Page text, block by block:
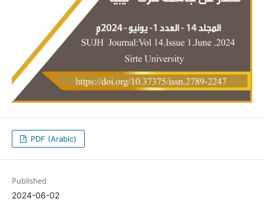
PDF (Arabic)
Published
2024-06-02